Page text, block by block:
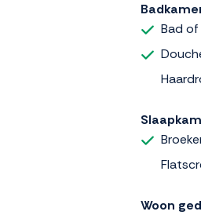
Bad
Woon